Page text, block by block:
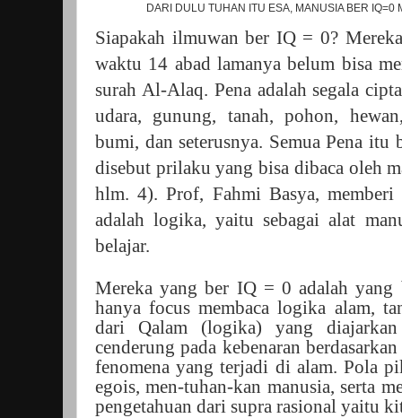
DARI DULU TUHAN ITU ESA, MANUSIA BER IQ=0
Siapakah ilmuwan ber IQ = 0?
waktu 14 abad lamanya belum bisa
surah Al-Alaq. Pena adalah segala
udara, gunung, tanah, pohon,
bumi, dan seterusnya. Semua Pena
disebut prilaku yang bisa dibaca oleh
hlm. 4). Prof, Fahmi Basya, memberi
adalah logika, yaitu sebagai alat
belajar.
Mereka yang ber IQ = 0 adalah
hanya focus membaca logika alam,
dari Qalam (logika) yang
cenderung pada kebenaran
fenomena yang terjadi di alam. Pola
egois, men-tuhan-kan manusia, serta
pengetahuan dari supra rasional yaitu